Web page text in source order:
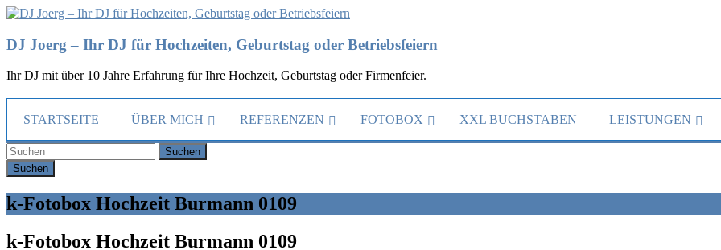
DJ Joerg – Ihr DJ für Hochzeiten, Geburtstag oder Betriebsfeiern
Ihr DJ mit über 10 Jahre Erfahrung für Ihre Hochzeit, Geburtstag oder Firmenfeier.
STARTSEITE ÜBER MICH REFERENZEN FOTOBOX XXL BUCHSTABEN LEISTUNGEN
Suchen
k-Fotobox Hochzeit Burmann 0109
k-Fotobox Hochzeit Burmann 0109